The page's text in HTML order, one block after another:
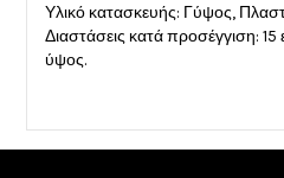
Υλικό κατασκευής: Γύψος,
Διαστάσεις κατά προσέγγιση:
ύψος.